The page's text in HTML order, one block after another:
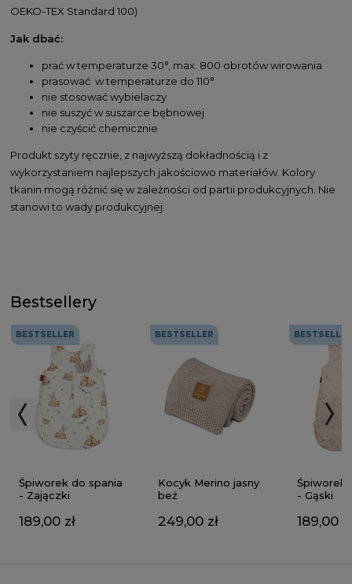
OEKO-TEX Standard 100)
Jak dbać:
prać w temperaturze 30°, max. 800 obrotów wirowania
prasować w temperaturze do 110°
nie stosować wybielaczy
nie suszyć w suszarce bębnowej
nie czyścić chemicznie
Produkt szyty ręcznie, z najwyższą dokładnością i z
wykorzystaniem najlepszych jakościowo materiałów. Kolory
tkanin mogą różnić się w zależności od partii produkcyjnych. Nie
stanowi to wady produkcyjnej.
Bestsellery
BESTSELLER
Śpiworek do spania
- Zajączki
189,00 zł
BESTSELLER
Kocyk Merino jasny
beż
249,00 zł
BESTSELLER
Śpiworek
- Gąski
189,00